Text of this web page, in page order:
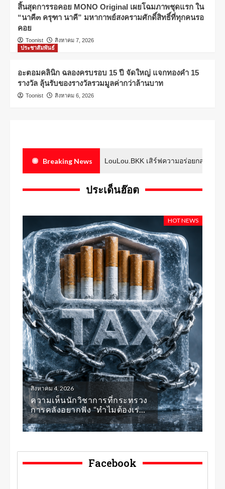
3
Connectivity ดึงนักท่องเที่ยวคุณภาพ
จากอินโดนีเซีย เริ่มเที่ยวแรกบินแรก 6
บันเทิงไทย
โฉมภาพชุดแรก ใน “นาคี๓ ครุฑา
ประชาสัมพันธ์
สิ้นสุดการรอคอย MONO Original เผยโฉมภาพชุดแรก ใน
“นาคี๓ ครุฑา นาคี” มหากาพย์สงครามศักดิ์สิทธิ์ที่ทุกคนรอ
คอย
Toonist
สิงหาคม 7, 2026
ประชาสัมพันธ์
อะตอมคลินิก ฉลองครบรอบ 15 ปี จัดใหญ่ แจกทองคำ 15
รางวัล ลุ้นรับของรางวัลรวมมูลค่ากว่าล้านบาท
Toonist สิงหาคม 6, 2026
Breaking News
‘เฟย-ภัทร’ ยก LouLou.BKK เสิร์ฟความอร่อยกลางพารากอน ที่ The
ประเด็นฮ๊อต
HOT NEWS
สิงหาคม 4, 2026
ความเห็นนักวิชาการที่กระทรวง
การคลังอยากฟัง “ทำไมต้องเร่ง
ปรับโครงสร้างภาษีบุหรี่ให้เป็น
อัตราเดียวทันที”
Facebook